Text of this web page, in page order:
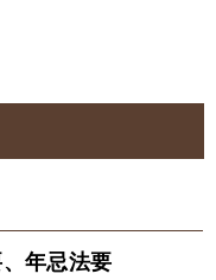
年忌法要